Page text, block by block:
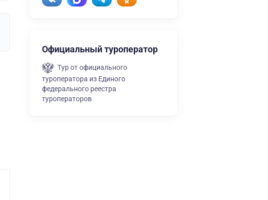
Официальный туроператор
Тур от официального
туроператора из Единого
федерального реестра
туроператоров